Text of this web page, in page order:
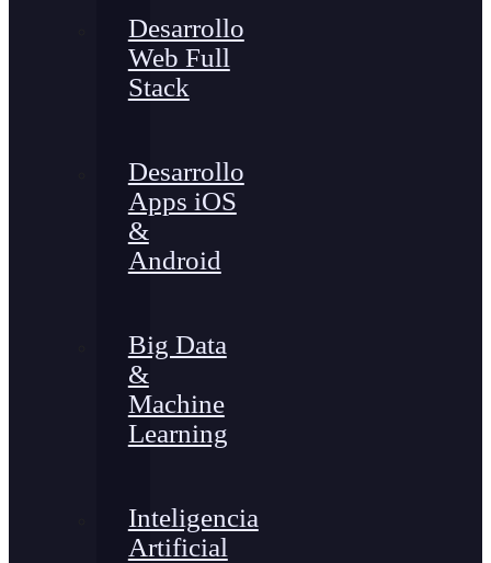
Desarrollo
Web Full
Stack
Desarrollo
Apps iOS
&
Android
Big Data
&
Machine
Learning
Inteligencia
Artificial